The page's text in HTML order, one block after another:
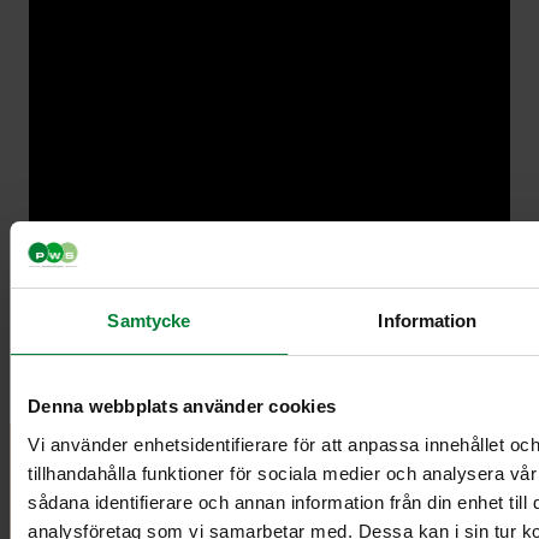
Samtycke Information
Denna webbplats använder cookies
Vi använder enhetsidentifierare för att anpassa innehållet
tillhandahålla funktioner för sociala medier och analysera
sådana identifierare och annan information från din enhet
analysföretag som vi samarbetar med. Dessa kan i sin tur
PWS Danmark
A/S
Produkter
Dokument
Information
Kontakt